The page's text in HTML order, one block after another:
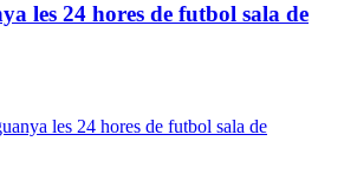
les 24 hores de futbol sala de